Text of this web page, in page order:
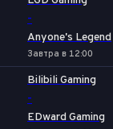
-
Anyone's Legend
Завтра в 12:00
Bilibili Gaming
-
EDward Gaming